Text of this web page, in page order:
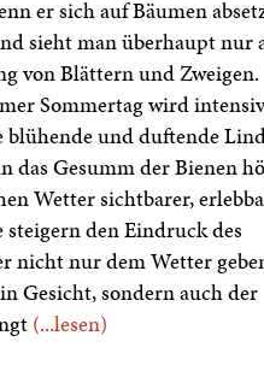
er sich auf Bäumen
sieht man überhaupt nur
von Blättern und Zweigen.
Sommertag wird
blühende und duftende
das Gesumm der Bienen
Wetter sichtbarer,
steigern den Eindruck des
nicht nur dem Wetter
Gesicht, sondern auch der
(...lesen)